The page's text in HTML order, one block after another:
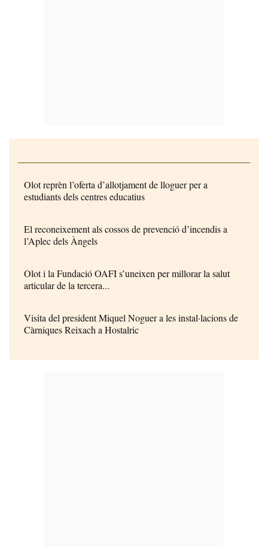
Olot reprèn l’oferta d’allotjament de lloguer per a
estudiants dels centres educatius
El reconeixement als cossos de prevenció d’incendis a
l’Aplec dels Àngels
Olot i la Fundació OAFI s’uneixen per millorar la salut
articular de la tercera...
Visita del president Miquel Noguer a les instal·lacions de
Càrniques Reixach a Hostalric